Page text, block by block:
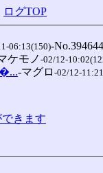
ログTOP
06:13(150)-No.394644
ケモノ-02/12-
�...-マグロ -02/12-
できます